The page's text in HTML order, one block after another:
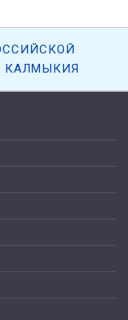
КАЛМЫКИЯ